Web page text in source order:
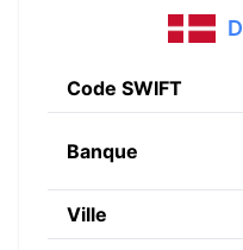
Code SWIFT
Banque
Ville